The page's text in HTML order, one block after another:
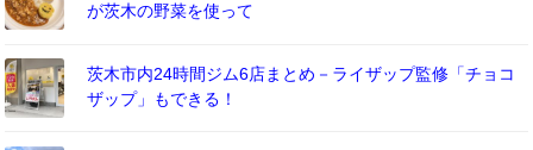
が茨木の野菜を使って
茨木市内24時間ジム6店まとめ－ライザップ監修「チョコ
ザップ」もできる！